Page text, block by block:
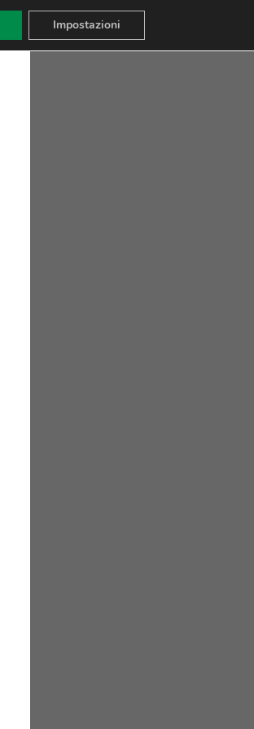
Impostazioni